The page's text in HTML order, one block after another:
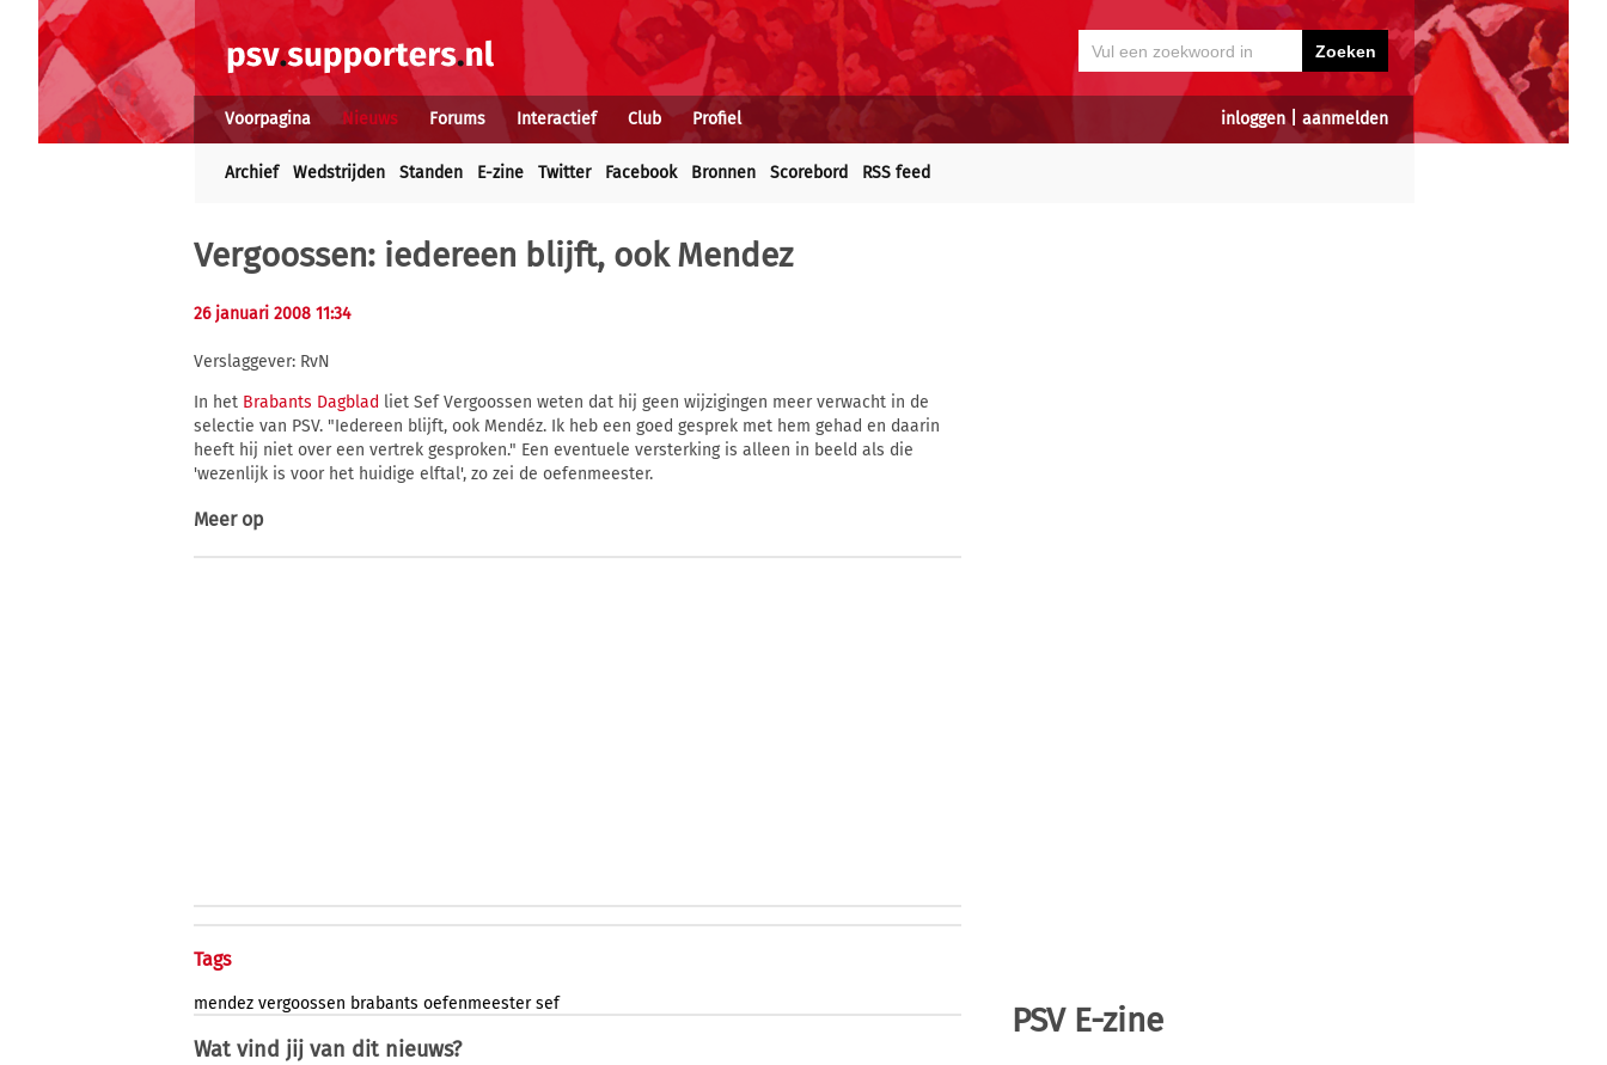
inloggen| aanmelden
Voorpagina Nieuws Forums Interactief Club Profiel
Archief Wedstrijden Standen E-zine Twitter Facebook Bronnen Scorebord RSS feed
Vergoossen: iedereen blijft, ook Mendez
26 januari 2008 11:34
Verslaggever: RvN
In het Brabants Dagblad liet Sef Vergoossen weten dat hij geen wijzigingen meer verwacht in de
selectie van PSV. "Iedereen blijft, ook Mendéz. Ik heb een goed gesprek met hem gehad en daarin
heeft hij niet over een vertrek gesproken." Een eventuele versterking is alleen in beeld als die
'wezenlijk is voor het huidige elftal', zo zei de oefenmeester.
Meer op
Tags
mendez vergoossen brabants oefenmeester sef
Wat vind jij van dit nieuws?
PSV E-zine